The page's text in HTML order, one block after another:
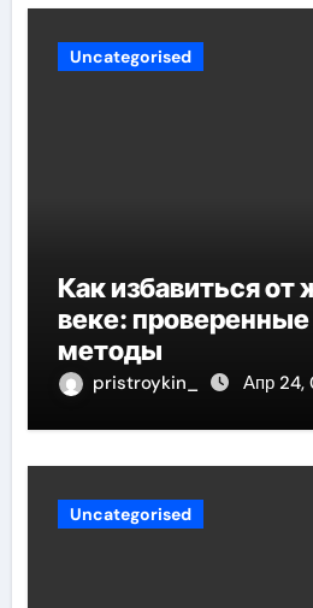
Uncategorised
Как избавиться от
веке:
методы
pristroykin_ Апр 24,
Uncategorised